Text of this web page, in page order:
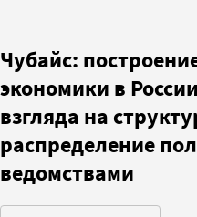
Чубайс:
экономики в
взгляда на
распределение
ведомствами